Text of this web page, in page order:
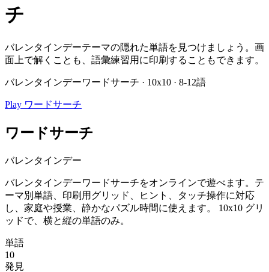
チ
バレンタインデーテーマの隠れた単語を見つけましょう。画
面上で解くことも、語彙練習用に印刷することもできます。
バレンタインデーワードサーチ · 10x10 · 8-12語
Play ワードサーチ
ワードサーチ
バレンタインデー
バレンタインデーワードサーチをオンラインで遊べます。テ
ーマ別単語、印刷用グリッド、ヒント、タッチ操作に対応
し、家庭や授業、静かなパズル時間に使えます。
10x10 グリ
ッドで、横と縦の単語のみ。
単語
10
発見